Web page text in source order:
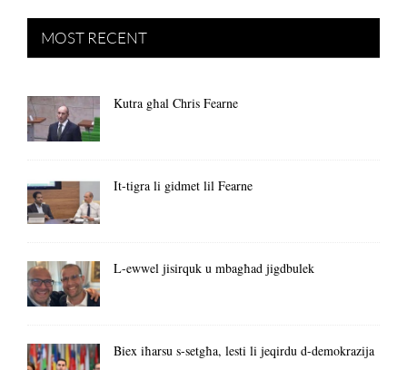
MOST RECENT
Kutra għal Chris Fearne
It-tigra li gidmet lil Fearne
L-ewwel jisirquk u mbagħad jigdbulek
Biex iħarsu s-setgħa, lesti li jeqirdu d-demokrazija